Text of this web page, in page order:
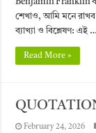
শেখাও, আমি মনে
ব্যাখ্যা ও বিশ্লেষণ: এই …
Read More »
February 24, 2026